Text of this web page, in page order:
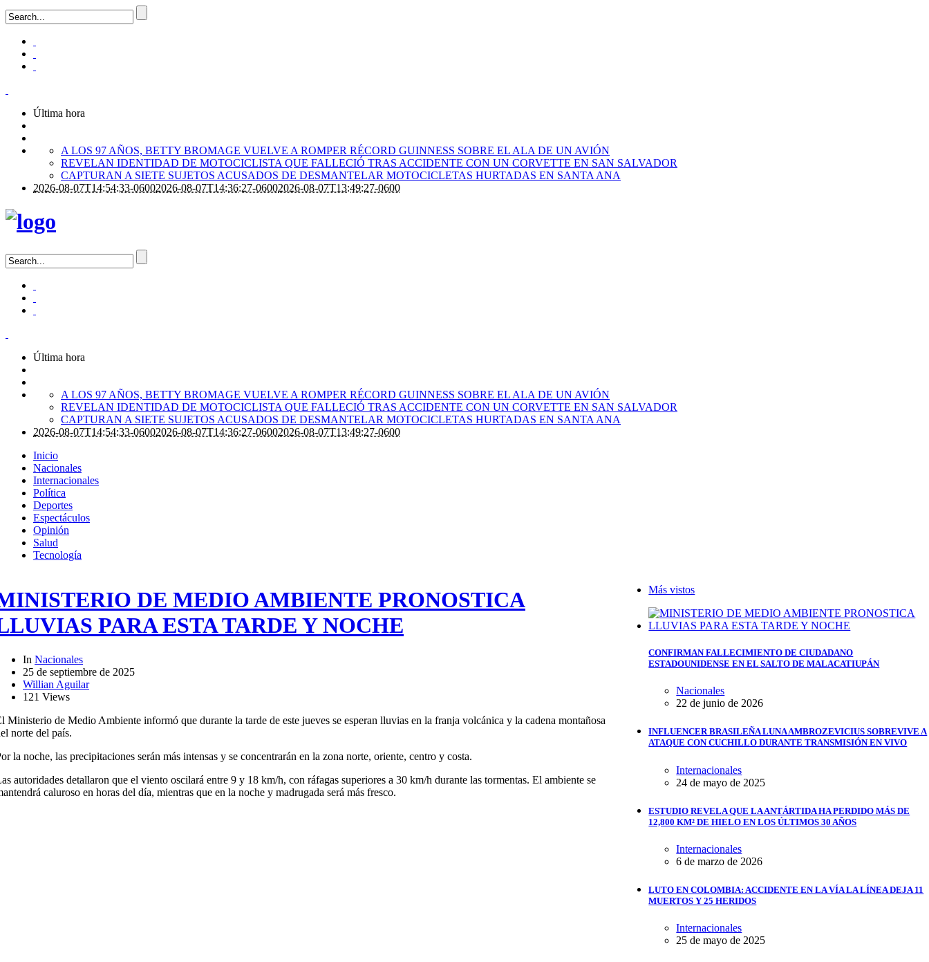
Última hora
A LOS 97 AÑOS, BETTY BROMAGE VUELVE A ROMPER RÉCORD GUINNESS SOBRE EL ALA DE UN AVIÓN
REVELAN IDENTIDAD DE MOTOCICLISTA QUE FALLECIÓ TRAS ACCIDENTE CON UN CORVETTE EN SAN SALVADOR
CAPTURAN A SIETE SUJETOS ACUSADOS DE DESMANTELAR MOTOCICLETAS HURTADAS EN SANTA ANA
2026-08-07T14:54:33-06002026-08-07T14:36:27-06002026-08-07T13:49:27-0600
Última hora
A LOS 97 AÑOS, BETTY BROMAGE VUELVE A ROMPER RÉCORD GUINNESS SOBRE EL ALA DE UN AVIÓN
REVELAN IDENTIDAD DE MOTOCICLISTA QUE FALLECIÓ TRAS ACCIDENTE CON UN CORVETTE EN SAN SALVADOR
CAPTURAN A SIETE SUJETOS ACUSADOS DE DESMANTELAR MOTOCICLETAS HURTADAS EN SANTA ANA
2026-08-07T14:54:33-06002026-08-07T14:36:27-06002026-08-07T13:49:27-0600
Inicio
Nacionales
Internacionales
Política
Deportes
Espectáculos
Opinión
Salud
Tecnología
DE MEDIO AMBIENTE PRONOSTICA
PARA ESTA TARDE Y NOCHE
In Nacionales
25 de septiembre de 2025
Willian Aguilar
121 Views
Ministerio de Medio Ambiente informó que durante la tarde de este jueves se esperan lluvias en la franja volcánica y la cadena montañosa
norte del país.
la noche, las precipitaciones serán más intensas y se concentrarán en la zona norte, oriente, centro y costa.
autoridades detallaron que el viento oscilará entre 9 y 18 km/h, con ráfagas superiores a 30 km/h durante las tormentas. El ambiente se
caluroso en horas del día, mientras que en la noche y madrugada será más fresco.
Más vistos
CONFIRMAN FALLECIMIENTO DE CIUDADANO
ESTADOUNIDENSE EN EL SALTO DE MALACATIUPÁN
Nacionales
22 de junio de 2026
INFLUENCER BRASILEÑA LUNA AMBROZEVICIUS SOBREVIVE A
ATAQUE CON CUCHILLO DURANTE TRANSMISIÓN EN VIVO
Internacionales
24 de mayo de 2025
ESTUDIO REVELA QUE LA ANTÁRTIDA HA PERDIDO MÁS DE
12,800 KM² DE HIELO EN LOS ÚLTIMOS 30 AÑOS
Internacionales
6 de marzo de 2026
LUTO EN COLOMBIA: ACCIDENTE EN LA VÍA LA LÍNEA DEJA 11
MUERTOS Y 25 HERIDOS
Internacionales
25 de mayo de 2025